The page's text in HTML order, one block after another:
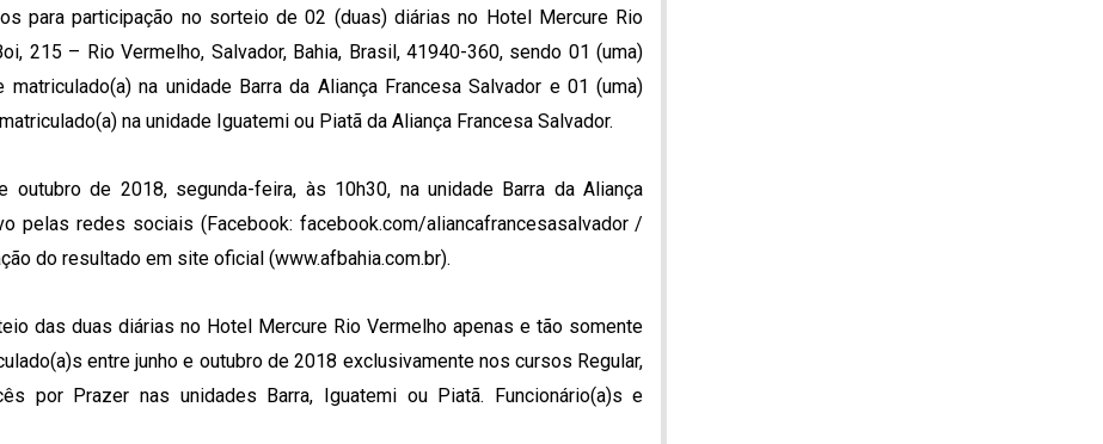
para participação no sorteio de 02 (duas) diárias no Hotel Mercure Rio
215 – Rio Vermelho, Salvador, Bahia, Brasil, 41940-360, sendo 01 (uma)
na unidade Barra da Aliança Francesa Salvador e 01 (uma)
na unidade Iguatemi ou Piatã da Aliança Francesa Salvador.
de 2018, segunda-feira, às 10h30, na unidade Barra da Aliança
pelas redes sociais (Facebook: facebook.com/aliancafrancesasalvador /
do resultado em site oficial (www.afbahia.com.br).
das duas diárias no Hotel Mercure Rio Vermelho apenas e tão somente
entre junho e outubro de 2018 exclusivamente nos cursos Regular,
por Prazer nas unidades Barra, Iguatemi ou Piatã. Funcionário(a)s e